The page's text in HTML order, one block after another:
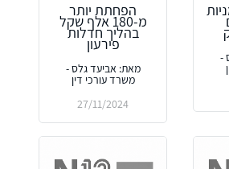
-
הפחתת יותר
מ-180 אלף שקל
בהליך חדלות
פירעון
מאת: אביעד גלס -
משרד עורכי דין
27/11/2024